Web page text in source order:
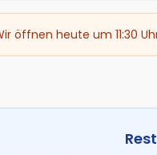
öffnen heute um 11:30